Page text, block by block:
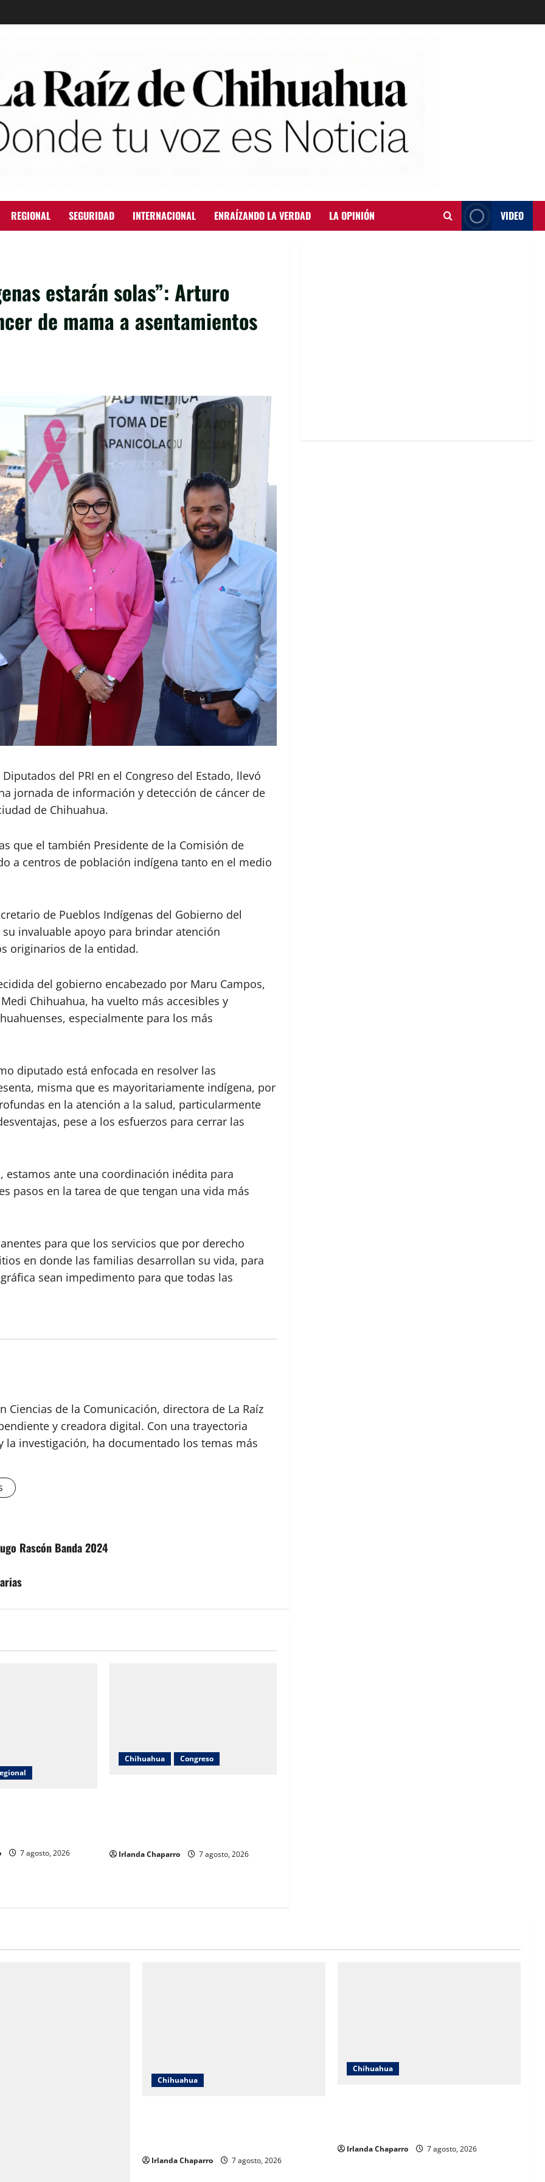
REGIONAL SEGURIDAD INTERNACIONAL ENRAÍZANDO LA VERDAD LA OPINIÓN VIDEO
estarán solas”: Arturo
de mama a asentamientos
del PRI en el Congreso del Estado, llevó
jornada de información y detección de cáncer de
de Chihuahua.
que el también Presidente de la Comisión de
a centros de población indígena tanto en el medio
de Pueblos Indígenas del Gobierno del
invaluable apoyo para brindar atención
originarios de la entidad.
del gobierno encabezado por Maru Campos,
Chihuahua, ha vuelto más accesibles y
especialmente para los más
diputado está enfocada en resolver las
misma que es mayoritariamente indígena, por
en la atención a la salud, particularmente
pese a los esfuerzos para cerrar las
estamos ante una coordinación inédita para
pasos en la tarea de que tengan una vida más
para que los servicios que por derecho
en donde las familias desarrollan su vida, para
sean impedimento para que todas las
Ciencias de la Comunicación, directora de La Raíz
y creadora digital. Con una trayectoria
la investigación, ha documentado los temas más
Rascón Banda 2024
7 agosto, 2026
Chihuahua Congreso
Irlanda Chaparro 7 agosto, 2026
Chihuahua
Irlanda Chaparro 7 agosto, 2026
Chihuahua
Irlanda Chaparro 7 agosto, 2026